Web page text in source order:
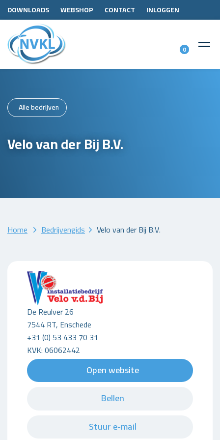
DOWNLOADS WEBSHOP CONTACT INLOGGEN
0
Alle bedrijven
Velo van der Bij B.V.
Home Bedrijvengids Velo van der Bij B.V.
De Reulver 26
7544 RT, Enschede
+31 (0) 53 433 70 31
KVK: 06062442
Open website
Bellen
Stuur e-mail